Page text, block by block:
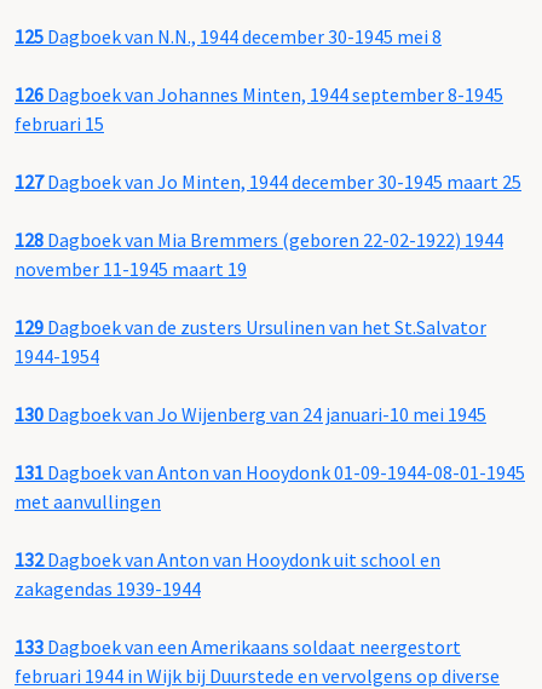
125 Dagboek van N.N., 1944 december 30-1945 mei 8
126 Dagboek van Johannes Minten, 1944 september 8-1945
februari 15
127Dagboek van Jo Minten, 1944 december 30-1945 maart 25
128 Dagboek van Mia Bremmers (geboren 22-02-1922) 1944
november 11-1945 maart 19
129 Dagboek van de zusters Ursulinen van het St.Salvator
1944-1954
130 Dagboek van Jo Wijenberg van 24 januari-10 mei 1945
131 Dagboek van Anton van Hooydonk 01-09-1944-08-01-1945
met aanvullingen
132Dagboek van Anton van Hooydonk uit school en
zakagendas 1939-1944
133 Dagboek van een Amerikaans soldaat neergestort
februari 1944 in Wijk bij Duurstede en vervolgens op diverse